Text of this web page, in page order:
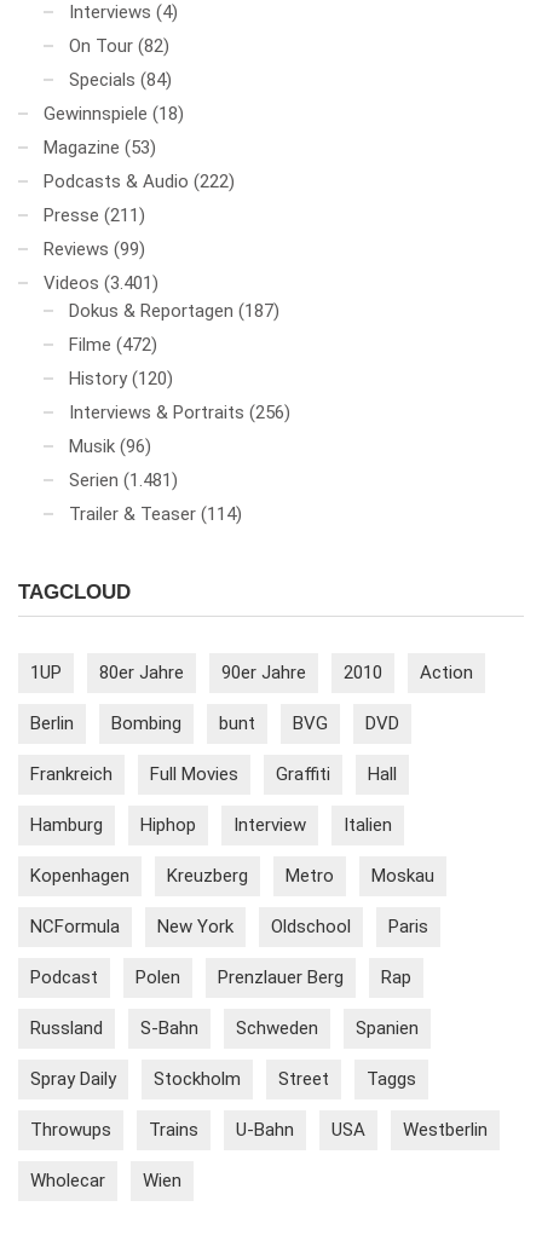
Interviews (4)
On Tour (82)
Specials (84)
Gewinnspiele (18)
Magazine (53)
Podcasts & Audio (222)
Presse (211)
Reviews (99)
Videos (3.401)
Dokus & Reportagen (187)
Filme (472)
History (120)
Interviews & Portraits (256)
Musik (96)
Serien (1.481)
Trailer & Teaser (114)
TAGCLOUD
1UP 80er Jahre 90er Jahre 2010 Action
Berlin Bombing bunt BVG DVD
Frankreich Full Movies Graffiti Hall
Hamburg Hiphop Interview Italien
Kopenhagen Kreuzberg Metro Moskau
NCFormula New York Oldschool Paris
Podcast Polen Prenzlauer Berg Rap
Russland S-Bahn Schweden Spanien
Spray Daily Stockholm Street Taggs
Throwups Trains U-Bahn USA Westberlin
Wholecar Wien